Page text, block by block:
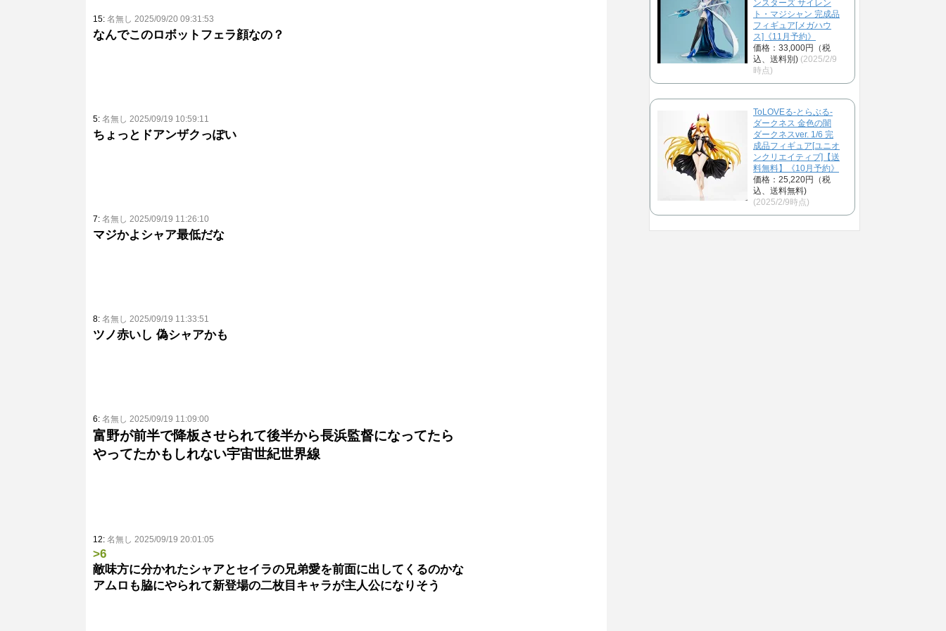
15: 名無し 2025/09/20 09:31:53
なんでこのロボットフェラ顔なの？
5: 名無し 2025/09/19 10:59:11
ちょっとドアンザクっぽい
7: 名無し 2025/09/19 11:26:10
マジかよシャア最低だな
8: 名無し 2025/09/19 11:33:51
ツノ赤いし 偽シャアかも
6: 名無し 2025/09/19 11:09:00
富野が前半で降板させられて後半から長浜監督になってたら
やってたかもしれない宇宙世紀世界線
12: 名無し 2025/09/19 20:01:05
>6
敵味方に分かれたシャアとセイラの兄弟愛を前面に出してくるのかな
アムロも脇にやられて新登場の二枚目キャラが主人公になりそう
ンスターズ サイレン
ト・マジシャン 完成品
フィギュア[メガハウ
ス]《11月予約》
価格：33,000円（税
込、送料別) (2025/2/9
時点)
ToLOVEる-とらぶる-
ダークネス 金色の闇
ダークネスver. 1/6 完
成品フィギュア[ユニオ
ンクリエイティブ]【送
料無料】《10月予約》
価格：25,220円（税
込、送料無料)
(2025/2/9時点)